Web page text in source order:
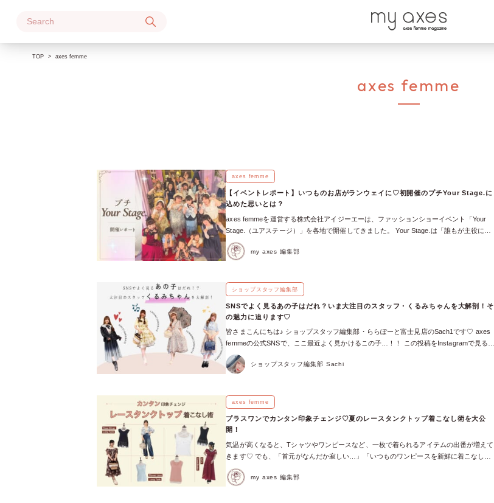
TOP axes femme
axes femme
axes femme
【イベントレポート】いつものお店がランウェイに♡初開催のプチYour Stage.に
込めた思いとは？
axes femmeを運営する株式会社アイジーエーは、ファッションショーイベント「Your
Stage.（ユアステージ）」を各地で開催してきました。 Your Stage.は「誰もが主役にな
れる」をコンセプトに、お客様や地域の方々がランウェイやステージで輝く、axes
femme主催の参加型イベントです。 これまで、商業施設のイベントスペースで大規模に
魅力や、当日の様子を聞きました♡ 「もっと気軽に参加できる場所をつくりたい」そん
舞台にaxes femmeならではのファッションショーを行ってきました♡ ♡ 過去記事はこ
ちら ♡ 華やかなステージだからこそ、「いつか参加してみたい」と憧れを抱く方も多い
一方で、「人前に立つのは少し緊張する……」「大きなステージは、私には少しハード
ルが高い」そう感じていた方もいらっしゃったかもしれません。 だからこそプチYour
Stage.が目指したのは、「参加してみたい」というお客様の気持ちを後押しできるイベ
ントです◎ いよいよ当日！でも、まさかのW台風襲来！？ そして迎えた当日、2026年6
お客様との近い距離感 プチYour Stage.でも、ランウェイを歩く前はウォーキングレッス
ンから◎ Your Stage.ではお馴染み、パリコレのファッションショーの裏方にも携わって
いたムッシュ高橋先生が、歩き方やポージングをレクチャーしました♪ そのおかげか、
加者に寄り添い、お客様と一緒にステージを楽しみました♪ イベントを終えたあと、参
加してくださった方から嬉しいお言葉が♡ 「出てみたい」が「出てよかった！」に変わ
る瞬間。 プチYour Stage.が目指した、「一歩踏み出すきっかけ」が形になり、お客様の
笑顔が眩しいひとときでした♡ たくさんのお客様がもっと楽しめるプチYour Stage.へ た
my axes 編集部
ショップスタッフ編集部
SNSでよく見るあの子はだれ？いま大注目のスタッフ・くるみちゃんを大解剖！そ
の魅力に迫ります♡
皆さまこんにちは♪ ショップスタッフ編集部・ららぽーと富士見店のSach1です♡ axes
femmeの公式SNSで、ここ最近よく見かけるこの子…！！ この投稿をInstagramで見る
axes femme(アクシーズファム)(@axesfemme_official)がシェアした投稿 表情豊かで、と
っても可愛くないですか？♡ 実は、axes femmeの現役スタッフなんです♪ 「くるみちゃ
で大切にしていることやこれから見据えている未来、オススメの商品など、くるみちゃ
っ！！ 早速いってみましょう〜♡ くるみちゃんとaxes femmeの出会いを教えて♡ お客
のお気に入りポイントは？ Day1 Day2 Day3 さらに今回、くるみちゃんとお仕事の機会
が多い東京本社で勤務している皆さんにも、くるみちゃんについてお話を聞くことがで
きました♡ 【スタッフに聞いた！くるみちゃんの魅力♡】本部スタッフ まり 【スタッ
フに聞いた！くるみちゃんの魅力♡】axesfemme PRESS ぽんず いかがでしたか？ くる
ショップスタッフ編集部 Sachi
axes femme
プラスワンでカンタン印象チェンジ♡夏のレースタンクトップ着こなし術を大公
開！
気温が高くなると、Tシャツやワンピースなど、一枚で着られるアイテムの出番が増えて
きます♡ でも、「首元がなんだか寂しい…」「いつものワンピースを新鮮に着こなした
い！」なんてお悩みを感じることもありませんか？ そんなときの頼れる味方は、axes
femmeのレースタンクトップ♡ 今回は、スタッフスタイリングとともに、レースタンク
my axes 編集部